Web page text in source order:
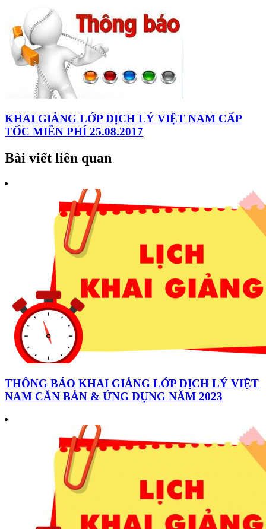
KHAI GIẢNG LỚP DỊCH LÝ VIỆT NAM CẤP
TỐC MIỄN PHÍ 25.08.2017
Bài viết liên quan
THÔNG BÁO KHAI GIẢNG LỚP DỊCH LÝ VIỆT
NAM CĂN BẢN & ỨNG DỤNG NĂM 2023